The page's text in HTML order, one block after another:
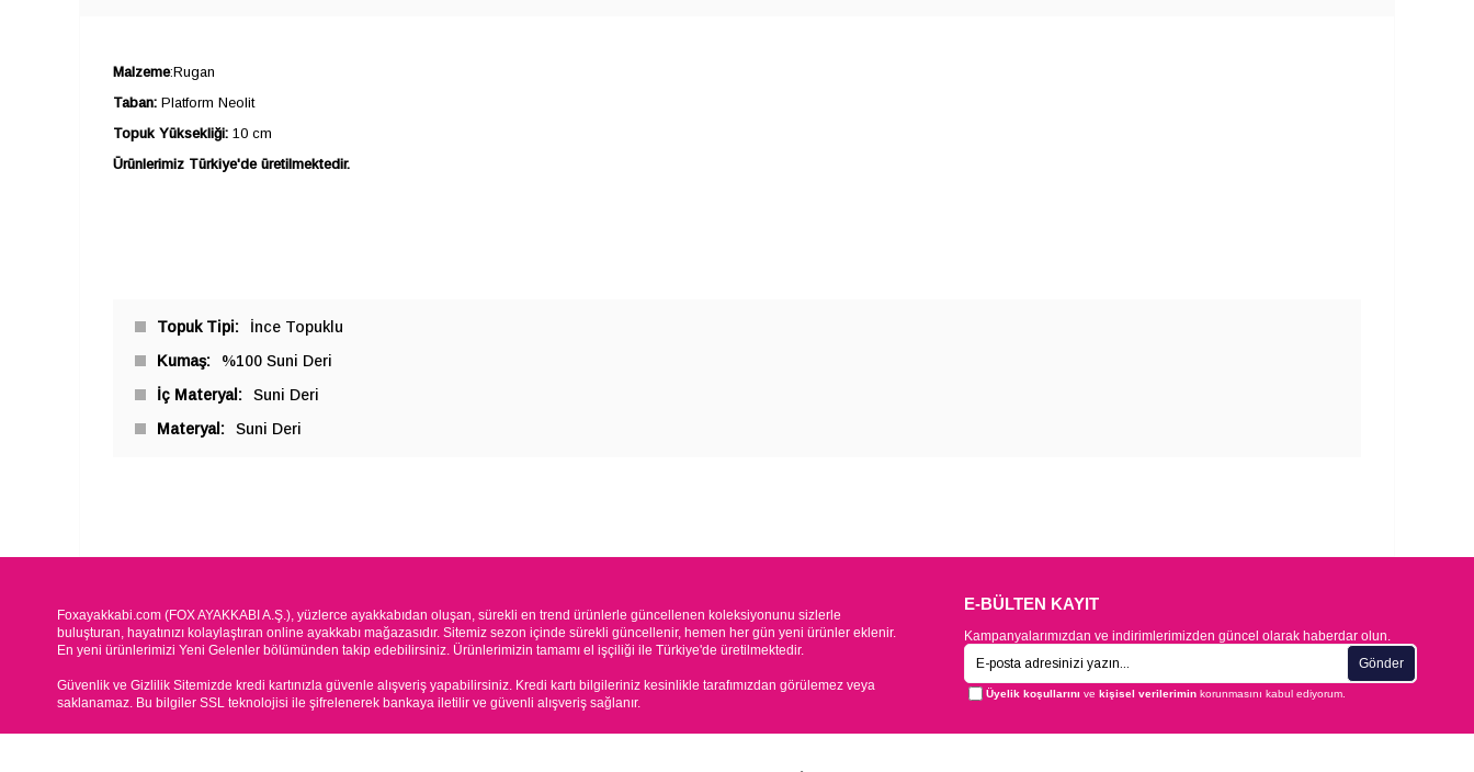
Malzeme:Rugan
Taban: Platform Neolit
Topuk Yüksekliği: 10 cm
Ürünlerimiz Türkiye'de üretilmektedir.
Topuk Tipi
İnce Topuklu
Kumaş
%100 Suni Deri
İç Materyal
Suni Deri
Materyal
Suni Deri
Foxayakkabi.com (FOX AYAKKABI A.Ş.), yüzlerce ayakkabıdan oluşan, sürekli en trend ürünlerle güncellenen koleksiyonunu sizlerle
buluşturan, hayatınızı kolaylaştıran online ayakkabı mağazasıdır. Sitemiz sezon içinde sürekli güncellenir, hemen her gün yeni ürünler eklenir.
En yeni ürünlerimizi Yeni Gelenler bölümünden takip edebilirsiniz. Ürünlerimizin tamamı el işçiliği ile Türkiye'de üretilmektedir.
Güvenlik ve Gizlilik Sitemizde kredi kartınızla güvenle alışveriş yapabilirsiniz. Kredi kartı bilgileriniz kesinlikle tarafımızdan görülemez veya
saklanamaz. Bu bilgiler SSL teknolojisi ile şifrelenerek bankaya iletilir ve güvenli alışveriş sağlanır.
E-BÜLTEN KAYIT
Kampanyalarımızdan ve indirimlerimizden güncel olarak haberdar olun.
Gönder
Üyelik koşullarını ve kişisel verileriminkorunmasını kabul ediyorum.